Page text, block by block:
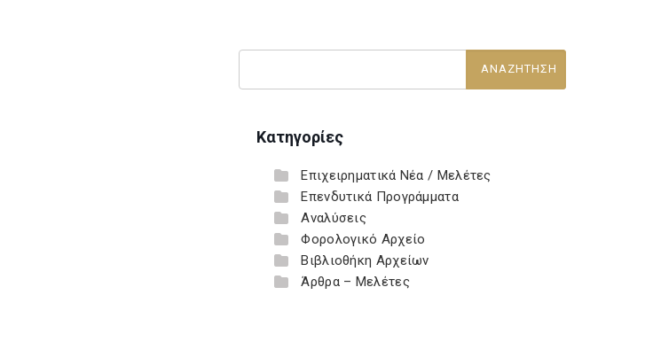
Κατηγορίες
Επιχειρηματικά Νέα / Μελέτες
Επενδυτικά Προγράμματα
Αναλύσεις
Φορολογικό Αρχείο
Βιβλιοθήκη Αρχείων
Άρθρα – Μελέτες